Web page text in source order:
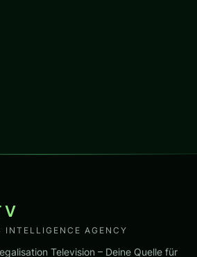
INTELLIGENCE AGENCY
Television – Deine Quelle für